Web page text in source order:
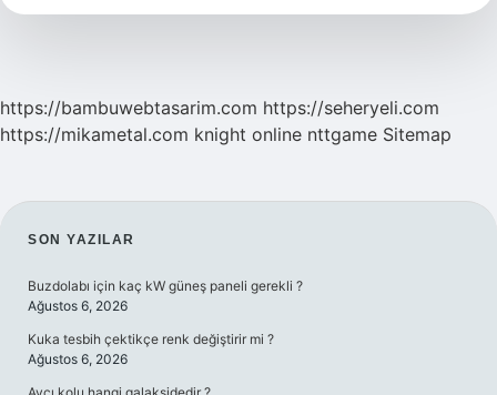
Ne
https://bambuwebtasarim.com https://seheryeli.com
https://mikametal.com knight online nttgame Sitemap
SIDEBAR
SON YAZILAR
Buzdolabı için kaç kW güneş paneli gerekli ?
Ağustos 6, 2026
Kuka tesbih çektikçe renk değiştirir mi ?
Ağustos 6, 2026